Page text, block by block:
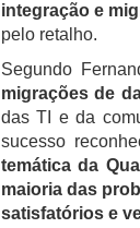
integração e
pelo retalho.
Segundo
migrações de
das TI e da
sucesso
temática da
maioria das
satisfatórios e